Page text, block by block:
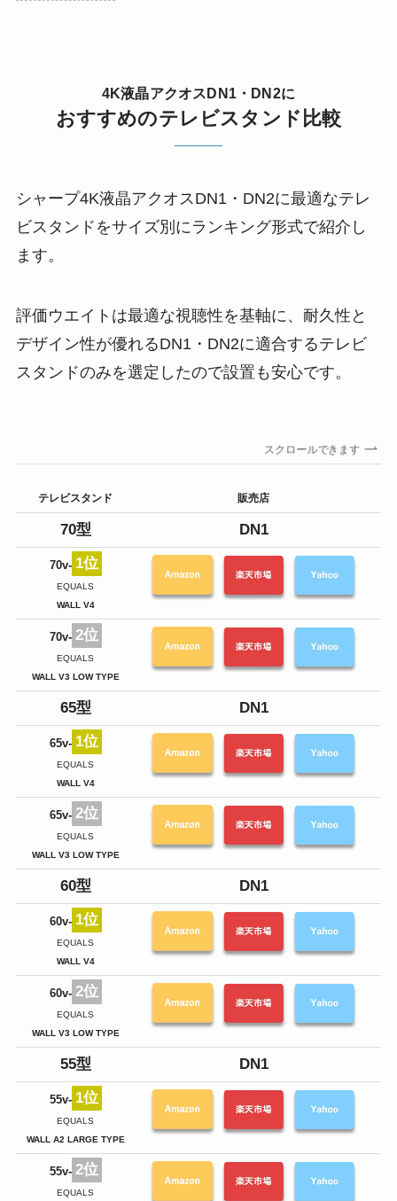
4K液晶アクオスDN1・DN2に
おすすめのテレビスタンド比較
シャープ4K液晶アクオスDN1・DN2に最適なテレ
ビスタンドをサイズ別にランキング形式で紹介し
ます。
評価ウエイトは最適な視聴性を基軸に、耐久性と
デザイン性が優れるDN1・DN2に適合するテレビ
スタンドのみを選定したので設置も安心です。
スクロールできます
テレビスタンド 販売店
70型 DN1
70v- 1位
EQUALS
WALL V4
70v- 2位
EQUALS
WALL V3 LOW TYPE
65型 DN1
65v- 1位
EQUALS
WALL V4
65v- 2位
EQUALS
WALL V3 LOW TYPE
60型 DN1
60v- 1位
EQUALS
WALL V4
60v- 2位
EQUALS
WALL V3 LOW TYPE
55型 DN1
55v- 1位
EQUALS
WALL A2 LARGE TYPE
55v- 2位
EQUALS